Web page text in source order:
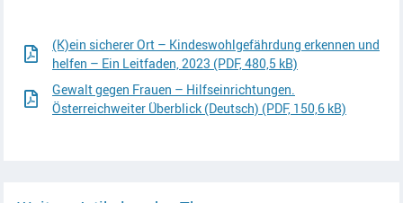
(K)ein sicherer Ort – Kindeswohlgefährdung erkennen und
helfen – Ein Leitfaden, 2023 (PDF, 480,5 kB)
Gewalt gegen Frauen – Hilfseinrichtungen.
Österreichweiter Überblick (Deutsch) (PDF, 150,6 kB)